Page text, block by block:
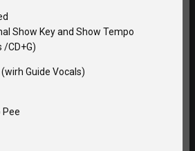
Show Key and Show Tempo
/CD+G)
Guide Vocals)
Pee